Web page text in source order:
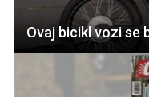
Ovaj bicikl vozi se